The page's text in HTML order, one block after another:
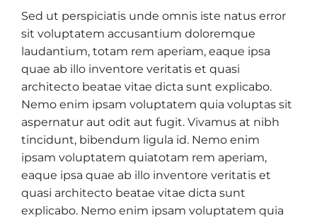
Sed ut perspiciatis unde omnis iste natus error
sit voluptatem accusantium doloremque
laudantium, totam rem aperiam, eaque ipsa
quae ab illo inventore veritatis et quasi
architecto beatae vitae dicta sunt explicabo.
Nemo enim ipsam voluptatem quia voluptas sit
aspernatur aut odit aut fugit. Vivamus at nibh
tincidunt, bibendum ligula id. Nemo enim
ipsam voluptatem quiatotam rem aperiam,
eaque ipsa quae ab illo inventore veritatis et
quasi architecto beatae vitae dicta sunt
explicabo. Nemo enim ipsam voluptatem quia